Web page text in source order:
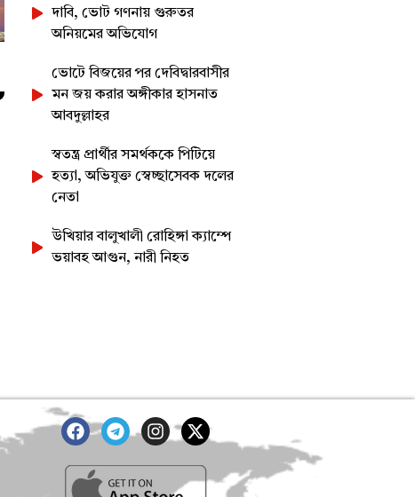
দাবি, ভোট গণনায় গুরুতর
অনিয়মের অভিযোগ
ভোটে বিজয়ের পর দেবিদ্বারবাসীর
মন জয় করার অঙ্গীকার হাসনাত
আবদুল্লাহর
স্বতন্ত্র প্রার্থীর সমর্থককে পিটিয়ে
হত্যা, অভিযুক্ত স্বেচ্ছাসেবক দলের
নেতা
উখিয়ার বালুখালী রোহিঙ্গা ক্যাম্পে
ভয়াবহ আগুন, নারী নিহত